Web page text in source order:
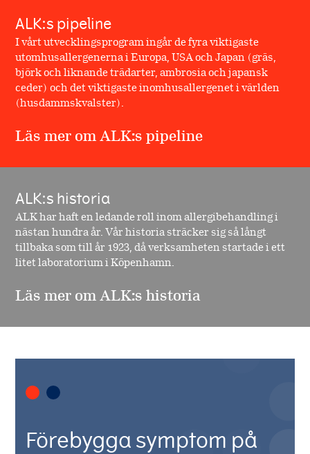
ALK:s pipeline
I vårt utvecklingsprogram ingår de fyra viktigaste
utomhusallergenerna i Europa, USA och Japan (gräs,
björk och liknande trädarter, ambrosia och japansk
ceder) och det viktigaste inomhusallergenet i världen
(husdammskvalster).
Läs mer om ALK:s pipeline
ALK:s historia
ALK har haft en ledande roll inom allergibehandling i
nästan hundra år. Vår historia sträcker sig så långt
tillbaka som till år 1923, då verksamheten startade i ett
litet laboratorium i Köpenhamn.
Läs mer om ALK:s historia
Förebygga symptom på